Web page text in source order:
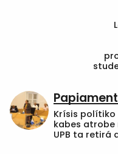
Krísis
kabes atrobe
UPB ta retirá